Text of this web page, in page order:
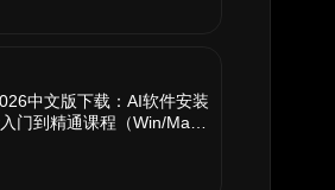
中文版下载：AI软件安装
门到精通课程（Win/Ma